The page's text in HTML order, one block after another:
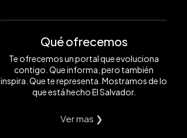
Qué ofrecemos
Te ofrecemos un portal que evoluciona
contigo. Que informa, pero también
inspira. Que te representa. Mostramos de lo
que está hecho El Salvador.
Ver mas ❯